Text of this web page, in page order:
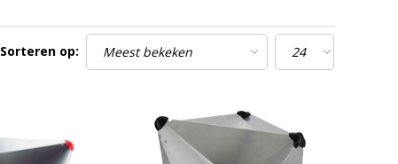
Sorteren op: